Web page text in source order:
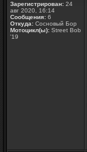
Зарегистрирован: 24
авг 2020, 16:14
Сообщения: 6
Откуда: Сосновый Бор
Мотоцикл(ы): Street Bob
'19